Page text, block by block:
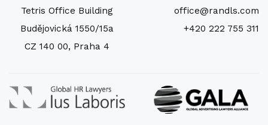
Tetris Office Building
Budějovická 1550/15a
CZ 140 00, Praha 4
office@randls.com
+420 222 755 311